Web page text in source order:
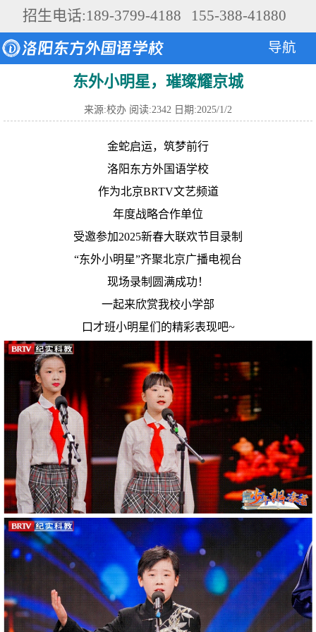
招生电话:189-3799-4188 155-388-41880
导航
东外小明星，璀璨耀京城
来源:校办 阅读:2342 日期:2025/1/2
金蛇启运，筑梦前行
洛阳东方外国语学校
作为北京BRTV文艺频道
年度战略合作单位
受邀参加2025新春大联欢节目录制
“东外小明星”齐聚北京广播电视台
现场录制圆满成功！
一起来欣赏我校小学部
口才班小明星们的精彩表现吧~